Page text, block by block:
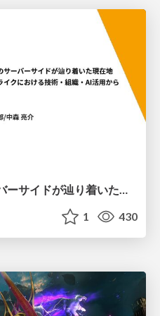
13年運用タイトルのサーバーサイドが辿り着いた現在地 ― モンスターストライクにおける技術・組織・AI活用から得た知見
1 430